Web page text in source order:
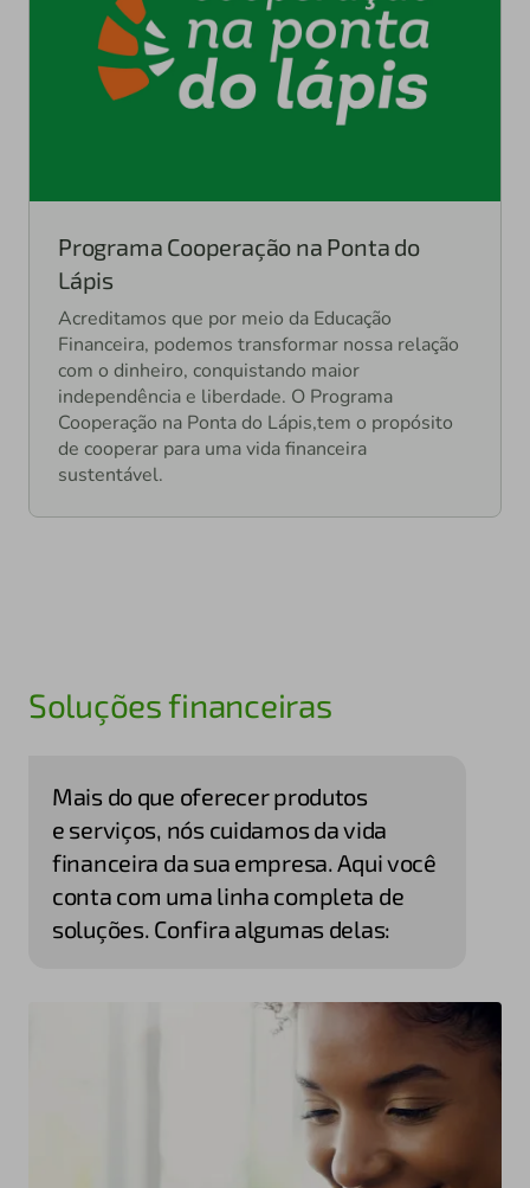
Programa Cooperação na Ponta do
Lápis
Acreditamos que por meio da Educação
Financeira, podemos transformar nossa relação
com o dinheiro, conquistando maior
independência e liberdade. O Programa
Cooperação na Ponta do Lápis,tem o propósito
de cooperar para uma vida financeira
sustentável.
Soluções financeiras
Mais do que oferecer produtos
e serviços, nós cuidamos da vida
financeira da sua empresa. Aqui você
conta com uma linha completa de
soluções. Confira algumas delas: